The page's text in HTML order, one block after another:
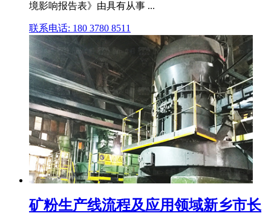
境影响报告表》由具有从事 ...
联系电话: 180 3780 8511
矿粉生产线流程及应用领域新乡市长